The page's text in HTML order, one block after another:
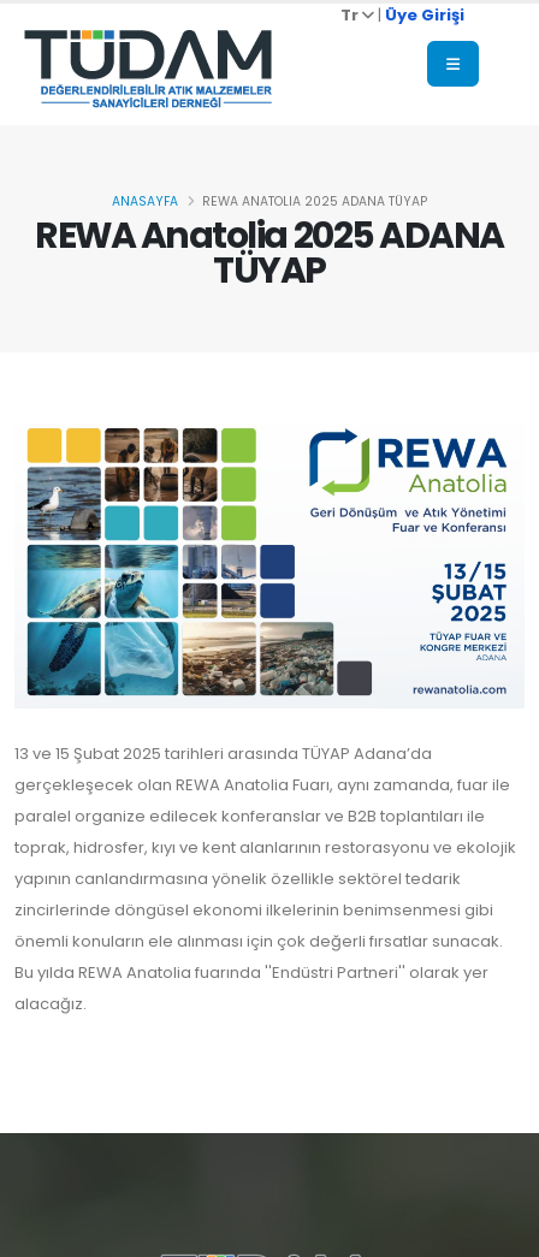
Tr | Üye Girişi
REWA Anatolia 2025 ADANA
TÜYAP
ANASAYFA REWA ANATOLIA 2025 ADANA TÜYAP
13 ve 15 Şubat 2025 tarihleri arasında TÜYAP Adana’da
gerçekleşecek olan REWA Anatolia Fuarı, aynı zamanda, fuar ile
paralel organize edilecek konferanslar ve B2B toplantıları ile
toprak, hidrosfer, kıyı ve kent alanlarının restorasyonu ve ekolojik
yapının canlandırmasına yönelik özellikle sektörel tedarik
zincirlerinde döngüsel ekonomi ilkelerinin benimsenmesi gibi
önemli konuların ele alınması için çok değerli fırsatlar sunacak.
Bu yılda REWA Anatolia fuarında ''Endüstri Partneri'' olarak yer
alacağız.